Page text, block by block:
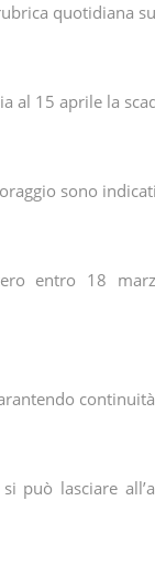
quotidiana
al 15 aprile la
sono
entro 18
può lasciare